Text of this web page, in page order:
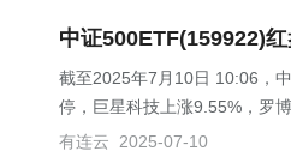
中证500ETF(159922)
截至2025年7月10日 10:06，
停，巨星科技上涨9.55%，罗
有连云
2025-07-10